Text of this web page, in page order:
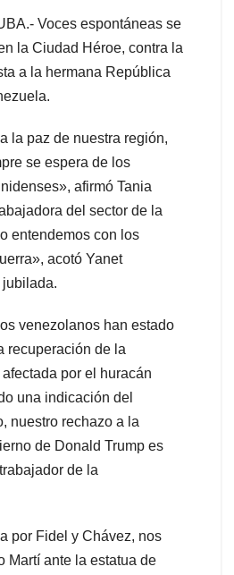
Voces espontáneas se
la Ciudad Héroe, contra la
a la hermana República
la paz de nuestra región,
se espera de los
afirmó Tania
del sector de la
entendemos con los
acotó Yanet
venezolanos han estado
recuperación de la
por el huracán
una indicación del
nuestro rechazo a la
de Donald Trump es
de la
por Fidel y Chávez, nos
Martí ante la estatua de